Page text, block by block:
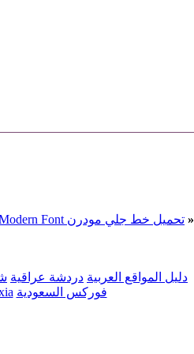
« تحميل خط جلي مودرن Gali Modern Font
دليل المواقع العربية دردشة عراقية
فوركس السعودية